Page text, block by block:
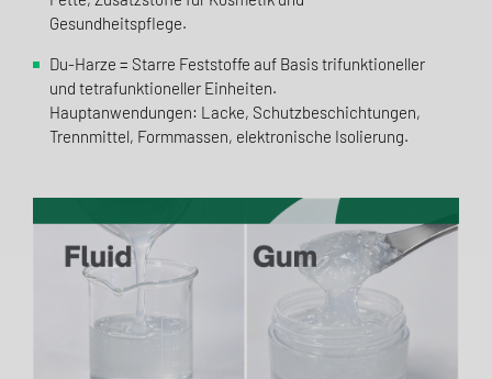
Gesundheitspflege.
Du-Harze = Starre Feststoffe auf Basis trifunktioneller
und tetrafunktioneller Einheiten.
Hauptanwendungen: Lacke, Schutzbeschichtungen,
Trennmittel, Formmassen, elektronische Isolierung.